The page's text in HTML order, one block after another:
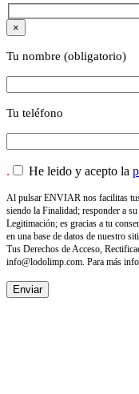
×
Tu nombre (obligatorio)
Tu teléfono
. He leido y acepto la
Al pulsar ENVIAR nos facilitas
siendo la Finalidad; responder a
Legitimación; es gracias a tu
en una base de datos de nuestro
Tus Derechos de Acceso,
info@lodolimp.com . Para más